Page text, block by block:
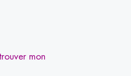
mon